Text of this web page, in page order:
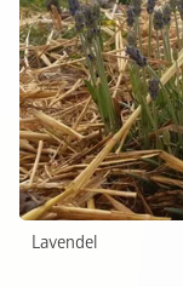
Lavendel